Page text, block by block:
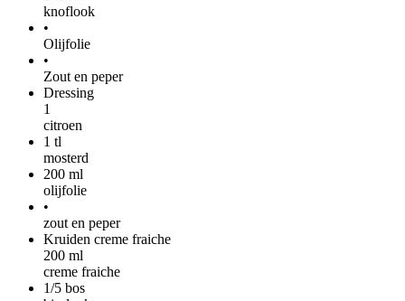
knoflook
•
Olijfolie
•
Zout en peper
Dressing
1
citroen
1 tl
mosterd
200 ml
olijfolie
•
zout en peper
Kruiden creme fraiche
200 ml
creme fraiche
1/5 bos